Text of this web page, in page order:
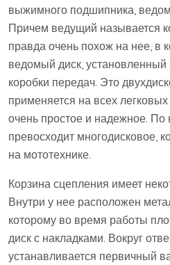
выжимного подшипника,
Причем ведущий называется
правда очень похож на нее, в
ведомый диск,
коробки передач. Это
применяется на всех
очень простое и надежное.
превосходит многодисковое,
на мототехнике.
Корзина сцепления имеет
Внутри у нее расположен
которому во время работы
диск с накладками. Вокруг
устанавливается первичный